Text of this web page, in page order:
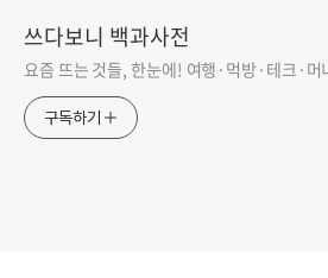
쓰다보니 백과사전
요즘 뜨는 것들, 한눈에! 여행·먹방·테크·머
구독하기